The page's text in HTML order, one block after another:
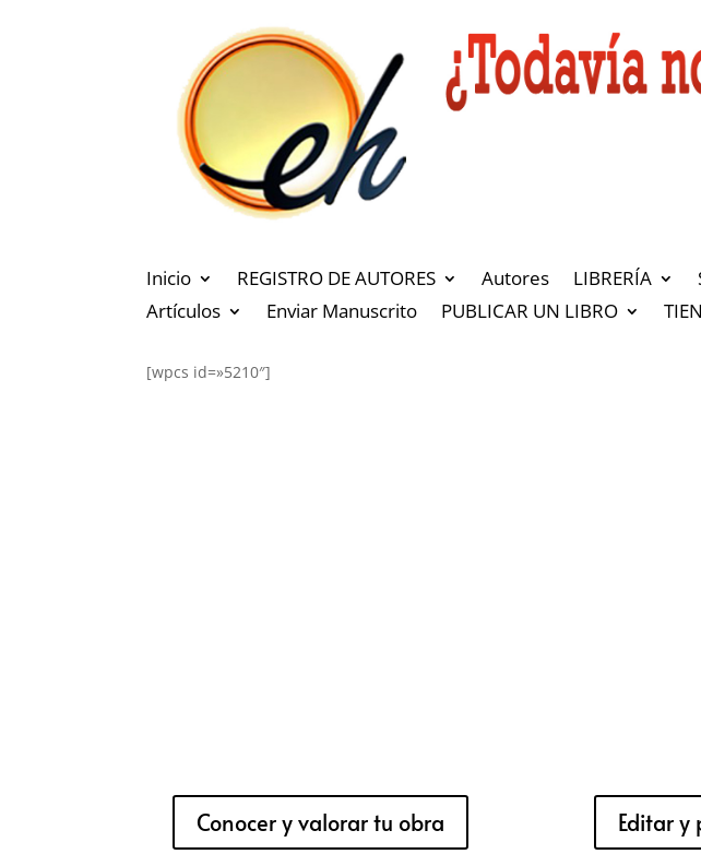
Inicio REGISTRO DE AUTORES Autores LIBRERÍA
Artículos
Enviar Manuscrito PUBLICAR UN LIBRO
[wpcs id=»5210″]
Conocer y valorar tu obra Editar y